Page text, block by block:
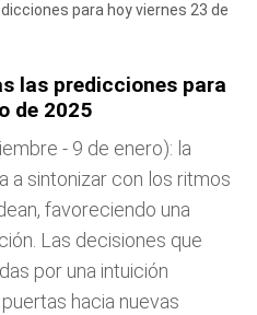
para hoy viernes 23 de
las predicciones para
de 2025
- 9 de enero): la
a sintonizar con los ritmos
favoreciendo una
Las decisiones que
por una intuición
hacia nuevas